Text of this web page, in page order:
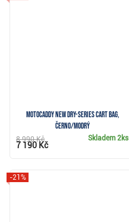
Motocaddy NEW Dry-Series cart bag,
černo/modrý
Skladem 2ks
8 990 Kč
7 190 Kč
-21%